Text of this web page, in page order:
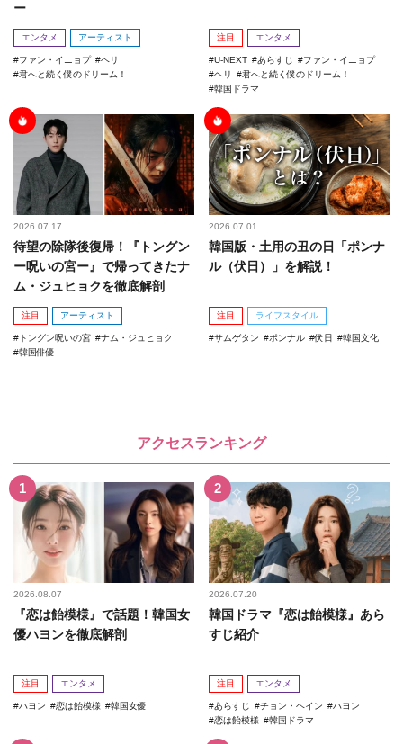
ー
エンタメ アーティスト
ファン・イニョプ
ヘリ
君へと続く僕のドリーム！
注目 エンタメ
U-NEXT あらすじ
ファン・イニョプ
ヘリ
君へと続く僕のドリーム！
韓国ドラマ
2026.07.17
待望の除隊後復帰！『トングン
ー呪いの宮ー』で帰ってきたナ
ム・ジュヒョクを徹底解剖
注目 アーティスト
トングン呪いの宮
ナム・ジュヒョク
韓国俳優
2026.07.01
韓国版・土用の丑の日「ポンナ
ル（伏日）」を解説！
注目 ライフスタイル
サムゲタン ポンナル 伏日 韓国文化
アクセスランキング
2026.08.07
『恋は飴模様』で話題！韓国女
優ハヨンを徹底解剖
注目 エンタメ
ハヨン 恋は飴模様 韓国女優
2026.07.20
韓国ドラマ『恋は飴模様』あら
すじ紹介
注目 エンタメ
あらすじ チョン・ヘイン
ハヨン
恋は飴模様
韓国ドラマ